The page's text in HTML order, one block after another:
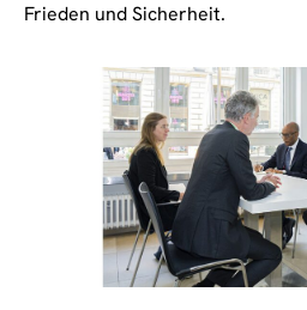
Frieden und Sicherheit.